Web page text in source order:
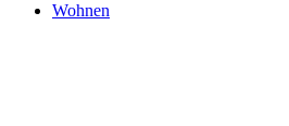
Wohnen